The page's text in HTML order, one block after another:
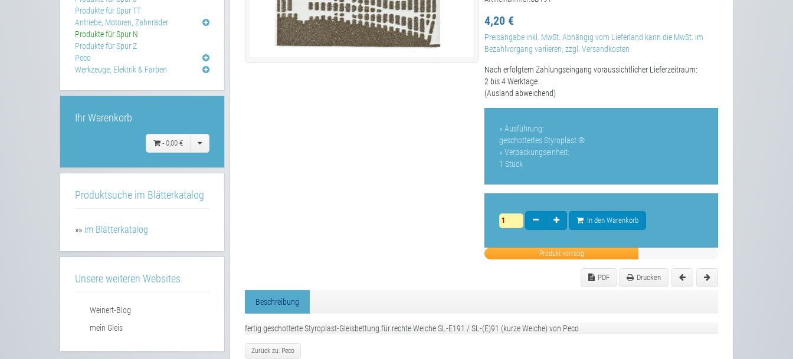
4,20 €
Preisangabe inkl. MwSt. Abhängig vom Lieferland kann die MwSt. im
Bezahlvorgang variieren; zzgl. Versandkosten
Nach erfolgtem Zahlungseingang voraussichtlicher Lieferzeitraum:
2 bis 4 Werktage.
(Ausland abweichend)
» Ausführung:
geschottertes Styroplast ®
» Verpackungseinheit:
1 Stück
In den Warenkorb
Produkt vorrätig
PDF Drucken
Beschreibung
fertig geschotterte Styroplast-Gleisbettung für rechte Weiche SL-E191 / SL-(E)91 (kurze Weiche) von Peco
Zurück zu: Peco
Produkte für Spur TT
Antriebe, Motoren, Zahnräder
Produkte für Spur N
Produkte für Spur Z
Peco
Werkzeuge, Elektrik & Farben
Ihr Warenkorb
- 0,00 €
Produktsuche im Blätterkatalog
»» im Blätterkatalog
Unsere weiteren Websites
Weinert-Blog
mein Gleis